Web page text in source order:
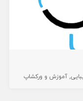
آموزش و ورکشاپ